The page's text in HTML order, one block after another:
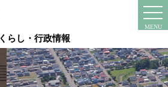
くらし・行政情報
MENU